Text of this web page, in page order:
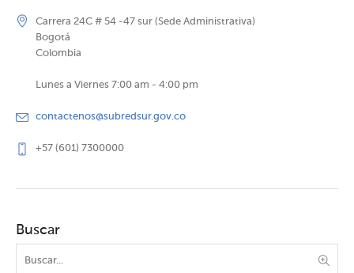
Carrera 24C # 54 -47 sur (Sede Administrativa)
Bogotá
Colombia
Lunes a Viernes 7:00 am - 4:00 pm
contactenos@subredsur.gov.co
+57 (601) 7300000
Buscar